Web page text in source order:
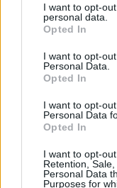
not limited to your
grant or deny
use your data for
consent section.
I want to opt-
personal data.
Opted In
I want to opt-
Personal Data.
Opted In
I want to opt-
Personal Data
Opted In
I want to opt-
Retention,
Personal Data
Purposes for
Προφανώς οι Ισπανοί
κατασκευάσουν
Οι τεταμένες σχέσεις
Οπότε το Kaan είναι –
μονόδρομος.
Η πιθανή απόκτηση
αποτελεί μεγάλη